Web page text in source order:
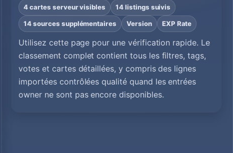
4 cartes serveur visibles 14 listings suivis
14 sources supplémentaires Version EXP Rate
Utilisez cette page pour une vérification rapide. Le
classement complet contient tous les filtres, tags,
votes et cartes détaillées, y compris des lignes
importées contrôlées qualité quand les entrées
owner ne sont pas encore disponibles.